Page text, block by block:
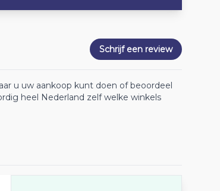
Schrijf een review
u uw aankoop kunt doen of beoordeel
heel Nederland zelf welke winkels